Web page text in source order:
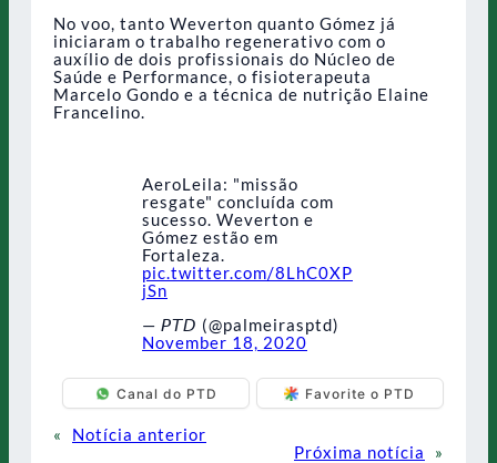
No voo, tanto Weverton quanto Gómez já
iniciaram o trabalho regenerativo com o
auxílio de dois profissionais do Núcleo de
Saúde e Performance, o fisioterapeuta
Marcelo Gondo e a técnica de nutrição Elaine
Francelino.
AeroLeila: "missão
resgate" concluída com
sucesso. Weverton e
Gómez estão em
Fortaleza.
pic.twitter.com/8LhC0XP
jSn
— 𝘗𝘛𝘋 (@palmeirasptd)
November 18, 2020
Canal do PTD Favorite o PTD
«
Notícia anterior
Próxima notícia
»